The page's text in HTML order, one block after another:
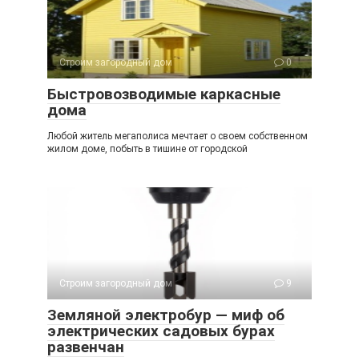
Строим загородный дом 0
Быстровозводимые каркасные
дома
Любой житель мегаполиса мечтает о своем собственном
жилом доме, побыть в тишине от городской
Строим загородный дом 9
Земляной электробур — миф об
электрических садовых бурах
развенчан